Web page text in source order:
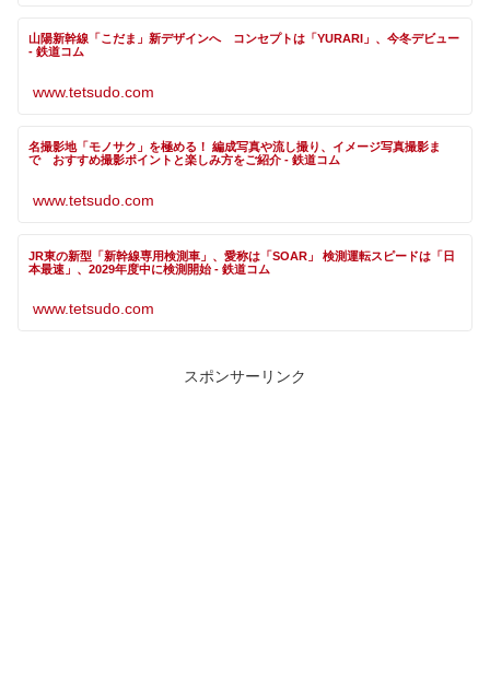
山陽新幹線「こだま」新デザインへ コンセプトは「YURARI」、今冬デビュー
- 鉄道コム
www.tetsudo.com
名撮影地「モノサク」を極める！ 編成写真や流し撮り、イメージ写真撮影ま
で おすすめ撮影ポイントと楽しみ方をご紹介 - 鉄道コム
www.tetsudo.com
JR東の新型「新幹線専用検測車」、愛称は「SOAR」 検測運転スピードは「日
本最速」、2029年度中に検測開始 - 鉄道コム
www.tetsudo.com
スポンサーリンク